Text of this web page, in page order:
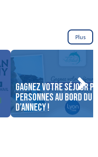
Plus
Gagnez votre séjour
personnes au bord du
d’Annecy !